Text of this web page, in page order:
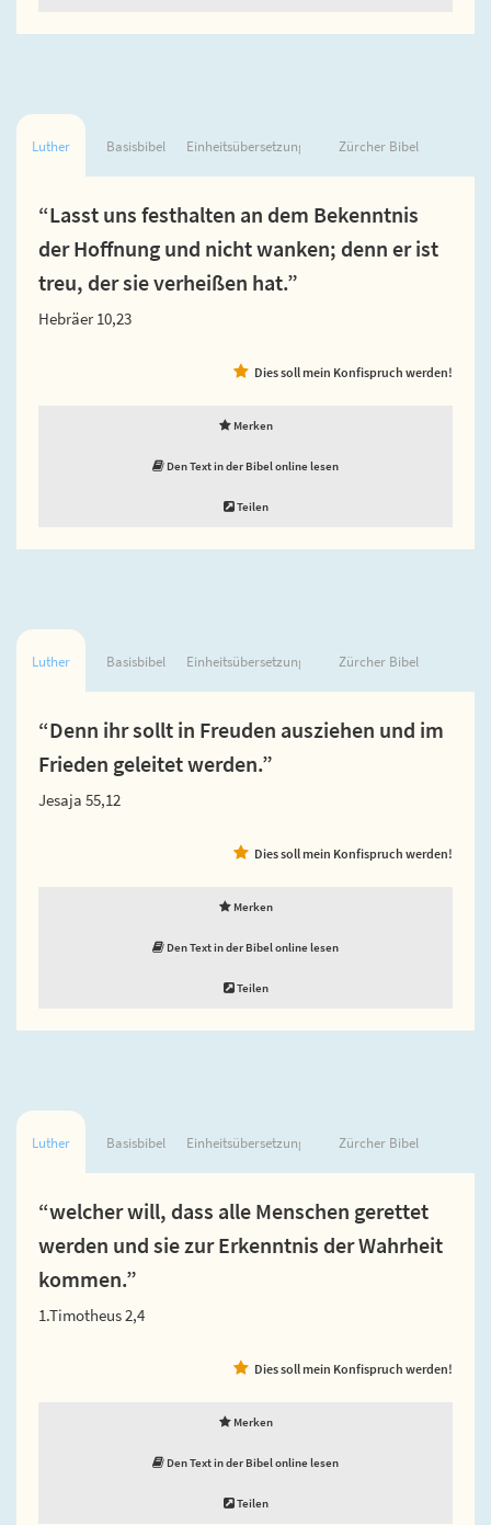
Luther Basisbibel Einheitsübersetzung Zürcher Bibel
“Lasst uns festhalten an dem Bekenntnis
der Hoffnung und nicht wanken; denn er ist
treu, der sie verheißen hat.”
Hebräer 10,23
Dies soll mein Konfispruch werden!
Merken
Den Text in der Bibel online lesen
Teilen
Luther Basisbibel Einheitsübersetzung Zürcher Bibel
“Denn ihr sollt in Freuden ausziehen und im
Frieden geleitet werden.”
Jesaja 55,12
Dies soll mein Konfispruch werden!
Merken
Den Text in der Bibel online lesen
Teilen
Luther Basisbibel Einheitsübersetzung Zürcher Bibel
“welcher will, dass alle Menschen gerettet
werden und sie zur Erkenntnis der Wahrheit
kommen.”
1.Timotheus 2,4
Dies soll mein Konfispruch werden!
Merken
Den Text in der Bibel online lesen
Teilen